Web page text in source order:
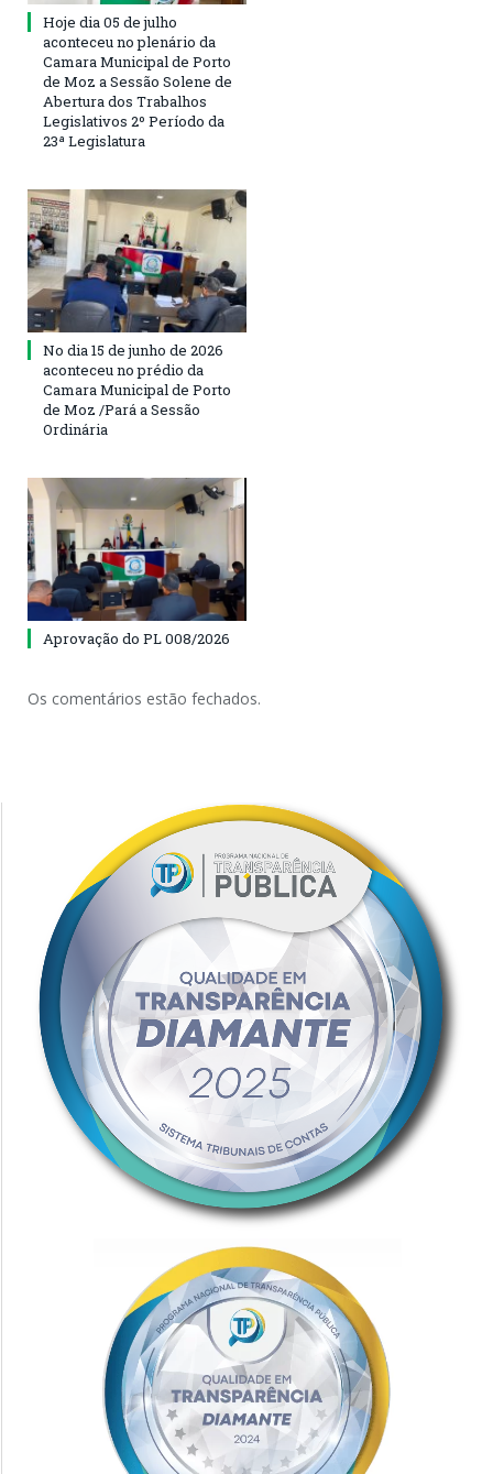
Hoje dia 05 de julho
aconteceu no plenário da
Camara Municipal de Porto
de Moz a Sessão Solene de
Abertura dos Trabalhos
Legislativos 2º Período da
23ª Legislatura
No dia 15 de junho de 2026
aconteceu no prédio da
Camara Municipal de Porto
de Moz /Pará a Sessão
Ordinária
Aprovação do PL 008/2026
Os comentários estão fechados.